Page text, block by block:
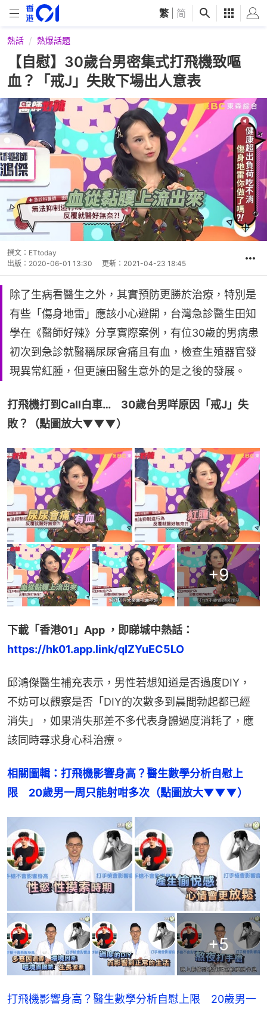
繁 简
熱話 熱爆話題
【自慰】30歲台男密集式打飛機致嘔
血？「戒J」失敗下場出人意表
撰文： ETtoday
出版： 2020-06-01 13:30 更新： 2021-04-23 18:45
除了生病看醫生之外，其實預防更勝於治療，特別是
有些「傷身地雷」應該小心避開，台灣急診醫生田知
學在《醫師好辣》分享實際案例，有位30歲的男病患
初次到急診就醫稱尿尿會痛且有血，檢查生殖器官發
現異常紅腫，但更讓田醫生意外的是之後的發展。
打飛機打到Call白車…　30歲台男咩原因「戒J」失
敗？（點圖放大▼▼▼）
+9
下載「香港01」App ，即睇城中熱話：
https://hk01.app.link/qIZYuEC5LO
邱鴻傑醫生補充表示，男性若想知道是否過度DIY，
不妨可以觀察是否「DIY的次數多到晨間勃起都已經
消失」，如果消失那差不多代表身體過度消耗了，應
該同時尋求身心科治療。
相關圖輯：打飛機影響身高？醫生數學分析自慰上
限　20歲男一周只能射咁多次（點圖放大▼▼▼）
+5
打飛機影響身高？醫生數學分析自慰上限 20歲男一